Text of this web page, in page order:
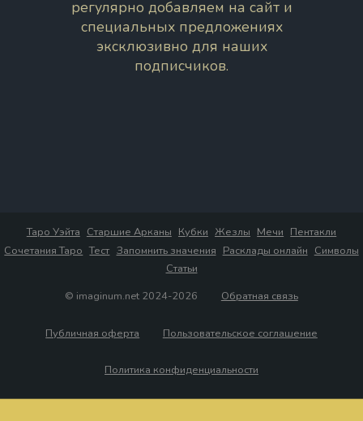
регулярно добавляем на сайт и
специальных предложениях
эксклюзивно для наших
подписчиков.
Таро Уэйта Старшие Арканы Кубки Жезлы Мечи Пентакли
Сочетания Таро Тест Запомнить значения Расклады онлайн Символы
Статьи
© imaginum.net 2024-2026
Обратная связь
Публичная оферта Пользовательское соглашение
Политика конфиденциальности